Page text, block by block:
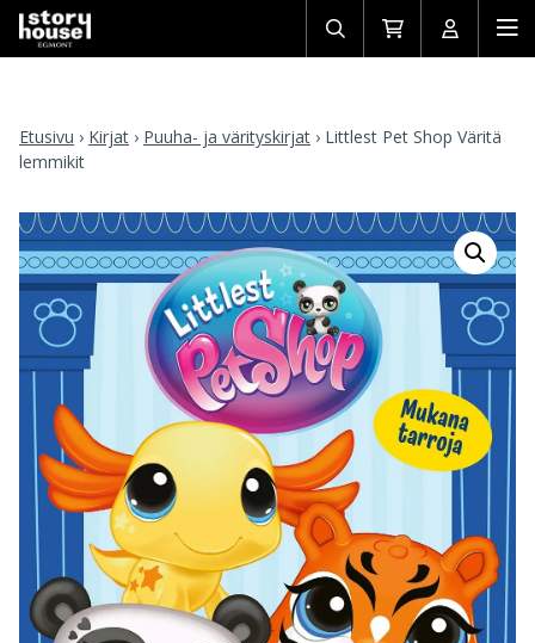
Avaa/sulje
haku
Siirry
ostoskoriin
Avaa/
Etusivu › Kirjat › Puuha- ja värityskirjat › Littlest Pet Shop Väritä
lemmikit